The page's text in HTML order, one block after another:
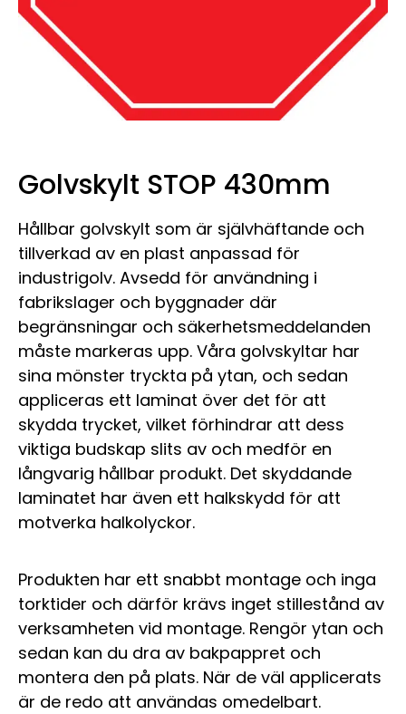
Golvskylt STOP 430mm
Hållbar golvskylt som är självhäftande och
tillverkad av en plast anpassad för
industrigolv. Avsedd för användning i
fabrikslager och byggnader där
begränsningar och säkerhetsmeddelanden
måste markeras upp. Våra golvskyltar har
sina mönster tryckta på ytan, och sedan
appliceras ett laminat över det för att
skydda trycket, vilket förhindrar att dess
viktiga budskap slits av och medför en
långvarig hållbar produkt. Det skyddande
laminatet har även ett halkskydd för att
motverka halkolyckor.
Produkten har ett snabbt montage och inga
torktider och därför krävs inget stillestånd av
verksamheten vid montage. Rengör ytan och
sedan kan du dra av bakpappret och
montera den på plats. När de väl applicerats
är de redo att användas omedelbart.